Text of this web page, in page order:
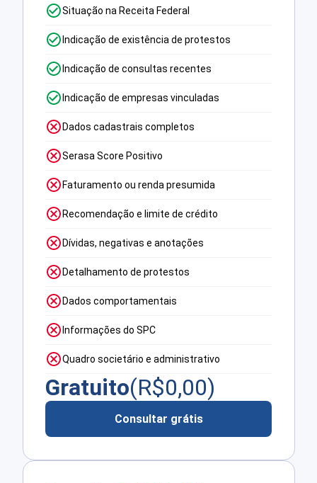
Situação na Receita Federal
Indicação de existência de protestos
Indicação de consultas recentes
Indicação de empresas vinculadas
Dados cadastrais completos
Serasa Score Positivo
Faturamento ou renda presumida
Recomendação e limite de crédito
Dívidas, negativas e anotações
Detalhamento de protestos
Dados comportamentais
Informações do SPC
Quadro societário e administrativo
Gratuito(R$0,00)
Consultar grátis